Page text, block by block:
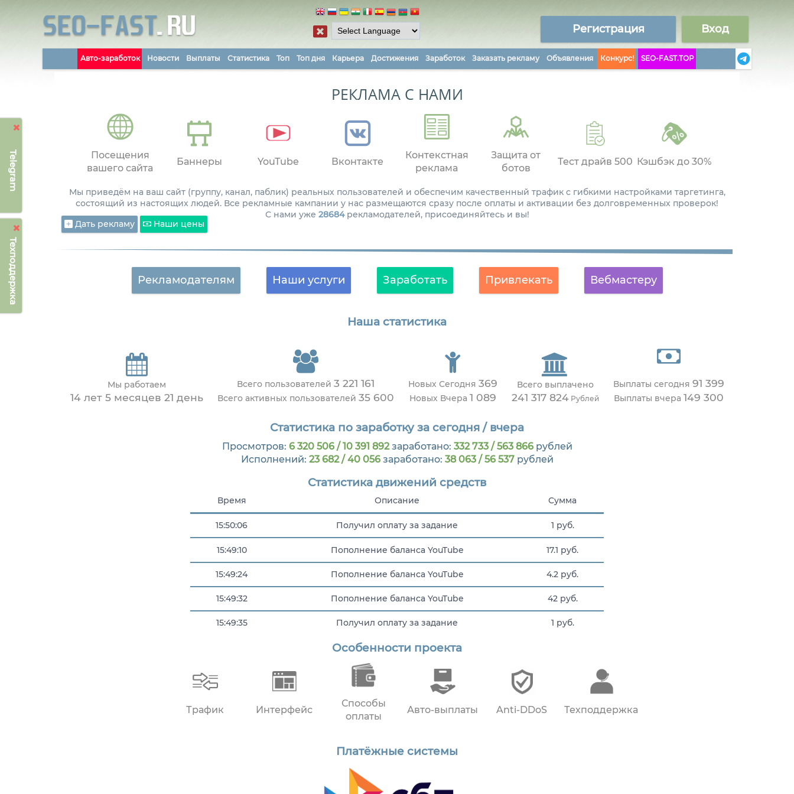
Telegram
Техподдержка
Регистрация Вход
Авто-заработок Новости Выплаты Статистика Топ Топ дня Карьера Достижения Заработок Заказать рекламу Объявления Конкурс! SEO-FAST.TOP
РЕКЛАМА С НАМИ
Посещения
вашего сайта
Баннеры YouTube Вконтакте
Контекстная
реклама
Защита от
ботов
Тест драйв 500 Кэшбэк до 30%
Мы приведём на ваш сайт (группу, канал, паблик) реальных пользователей и обеспечим качественный трафик с гибкими настройками таргетинга,
состоящий из настоящих людей. Все рекламные кампании у нас размещаются сразу после оплаты и активации без долговременных проверок!
С нами уже 28684рекламодателей, присоединяйтесь и вы!
Дать рекламу
Наши цены
Рекламодателям Наши услуги Заработать Привлекать Вебмастеру
Наша статистика
Мы работаем
14 лет 5 месяцев 21 день
Всего пользователей 3 221 161
Всего активных пользователей 35 600
Новых Сегодня 369
Новых Вчера 1 089
Всего выплачено
241 317 824Рублей
Выплаты сегодня 91 399
Выплаты вчера 149 300
Статистика по заработку за сегодня / вчера
Просмотров: 6 320 506 / 10 391 892заработано: 332 733 / 563 866рублей
Исполнений: 23 682 / 40 056заработано: 38 063 / 56 537рублей
Статистика движений средств
Время Описание Сумма
15:50:06 Получил оплату за задание 1 руб.
15:49:10 Пополнение баланса YouTube 17.1 руб.
15:49:24 Пополнение баланса YouTube 4.2 руб.
15:49:32 Пополнение баланса YouTube 42 руб.
15:49:35 Получил оплату за задание 1 руб.
Пополнение баланса YouTube
Особенности проекта
Трафик Интерфейс
Способы
оплаты
Авто-выплаты Anti-DDoS Техподдержка
Платёжные системы